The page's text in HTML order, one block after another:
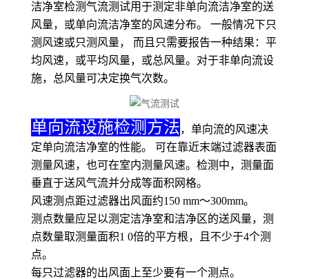
洁净室检测气流测试用于测定非单向流洁净室的送
风量，或单向流洁净室的风速分布。 一般情况下只
测风速或只测风量， 而且只需要报告一种结果：平
均风速，或平均风量，或总风量。对于非单向流设
施，总风量可决定换气次数。
单向流设施检测方法，单向流的风速决
定单向流洁净室的性能。 可在靠近末端过滤器表面
测量风速，也可在室内测量风速。检测中，测量面
垂直于送风气流并分成等面积网格。
风速测点距过滤器出风面约150 mm～300mm。
测点数量应足以测定洁净室和洁净区的送风量，测
点数量取测量面积1 0倍的平方根，且不少于4个测
点。
每只过滤器的出风面上至少要有一个测点。